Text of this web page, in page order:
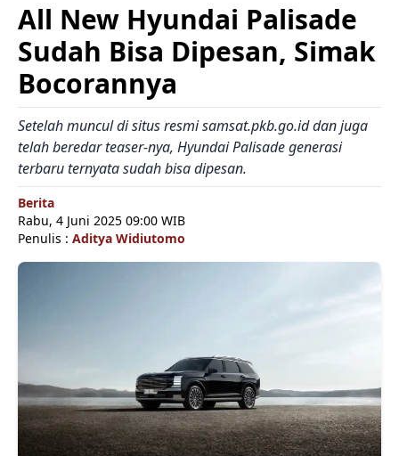
All New Hyundai Palisade
Sudah Bisa Dipesan, Simak
Bocorannya
Setelah muncul di situs resmi samsat.pkb.go.id dan juga
telah beredar teaser-nya, Hyundai Palisade generasi
terbaru ternyata sudah bisa dipesan.
Berita
Rabu, 4 Juni 2025 09:00 WIB
Penulis : Aditya Widiutomo